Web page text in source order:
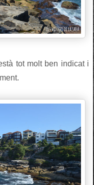
tot molt ben indicat i